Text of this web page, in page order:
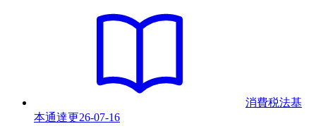
消費税法基
本通達更26-07-16